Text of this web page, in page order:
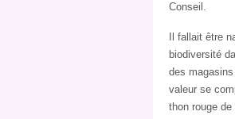
Conseil.
Il fallait être
biodiversité
des
valeur se
thon rouge